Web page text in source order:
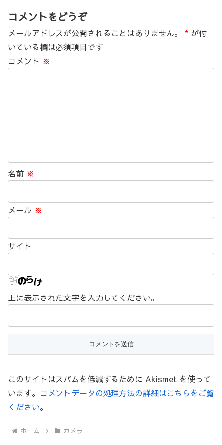
コメントをどうぞ
メールアドレスが公開されることはありません。 * が付
いている欄は必須項目です
コメント ※
名前 ※
メール ※
サイト
上に表示された文字を入力してください。
このサイトはスパムを低減するために Akismet を使って
います。 コメントデータの処理方法の詳細はこちらをご覧
ください。
ホーム カメラ